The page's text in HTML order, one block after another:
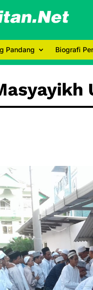
Pandang Biografi